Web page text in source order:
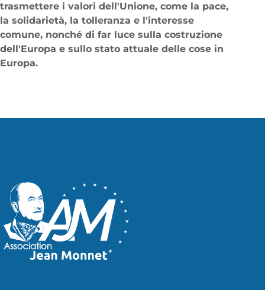
trasmettere i valori dell'Unione, come la pace,
la solidarietà, la tolleranza e l'interesse
comune, nonché di far luce sulla costruzione
dell'Europa e sullo stato attuale delle cose in
Europa.